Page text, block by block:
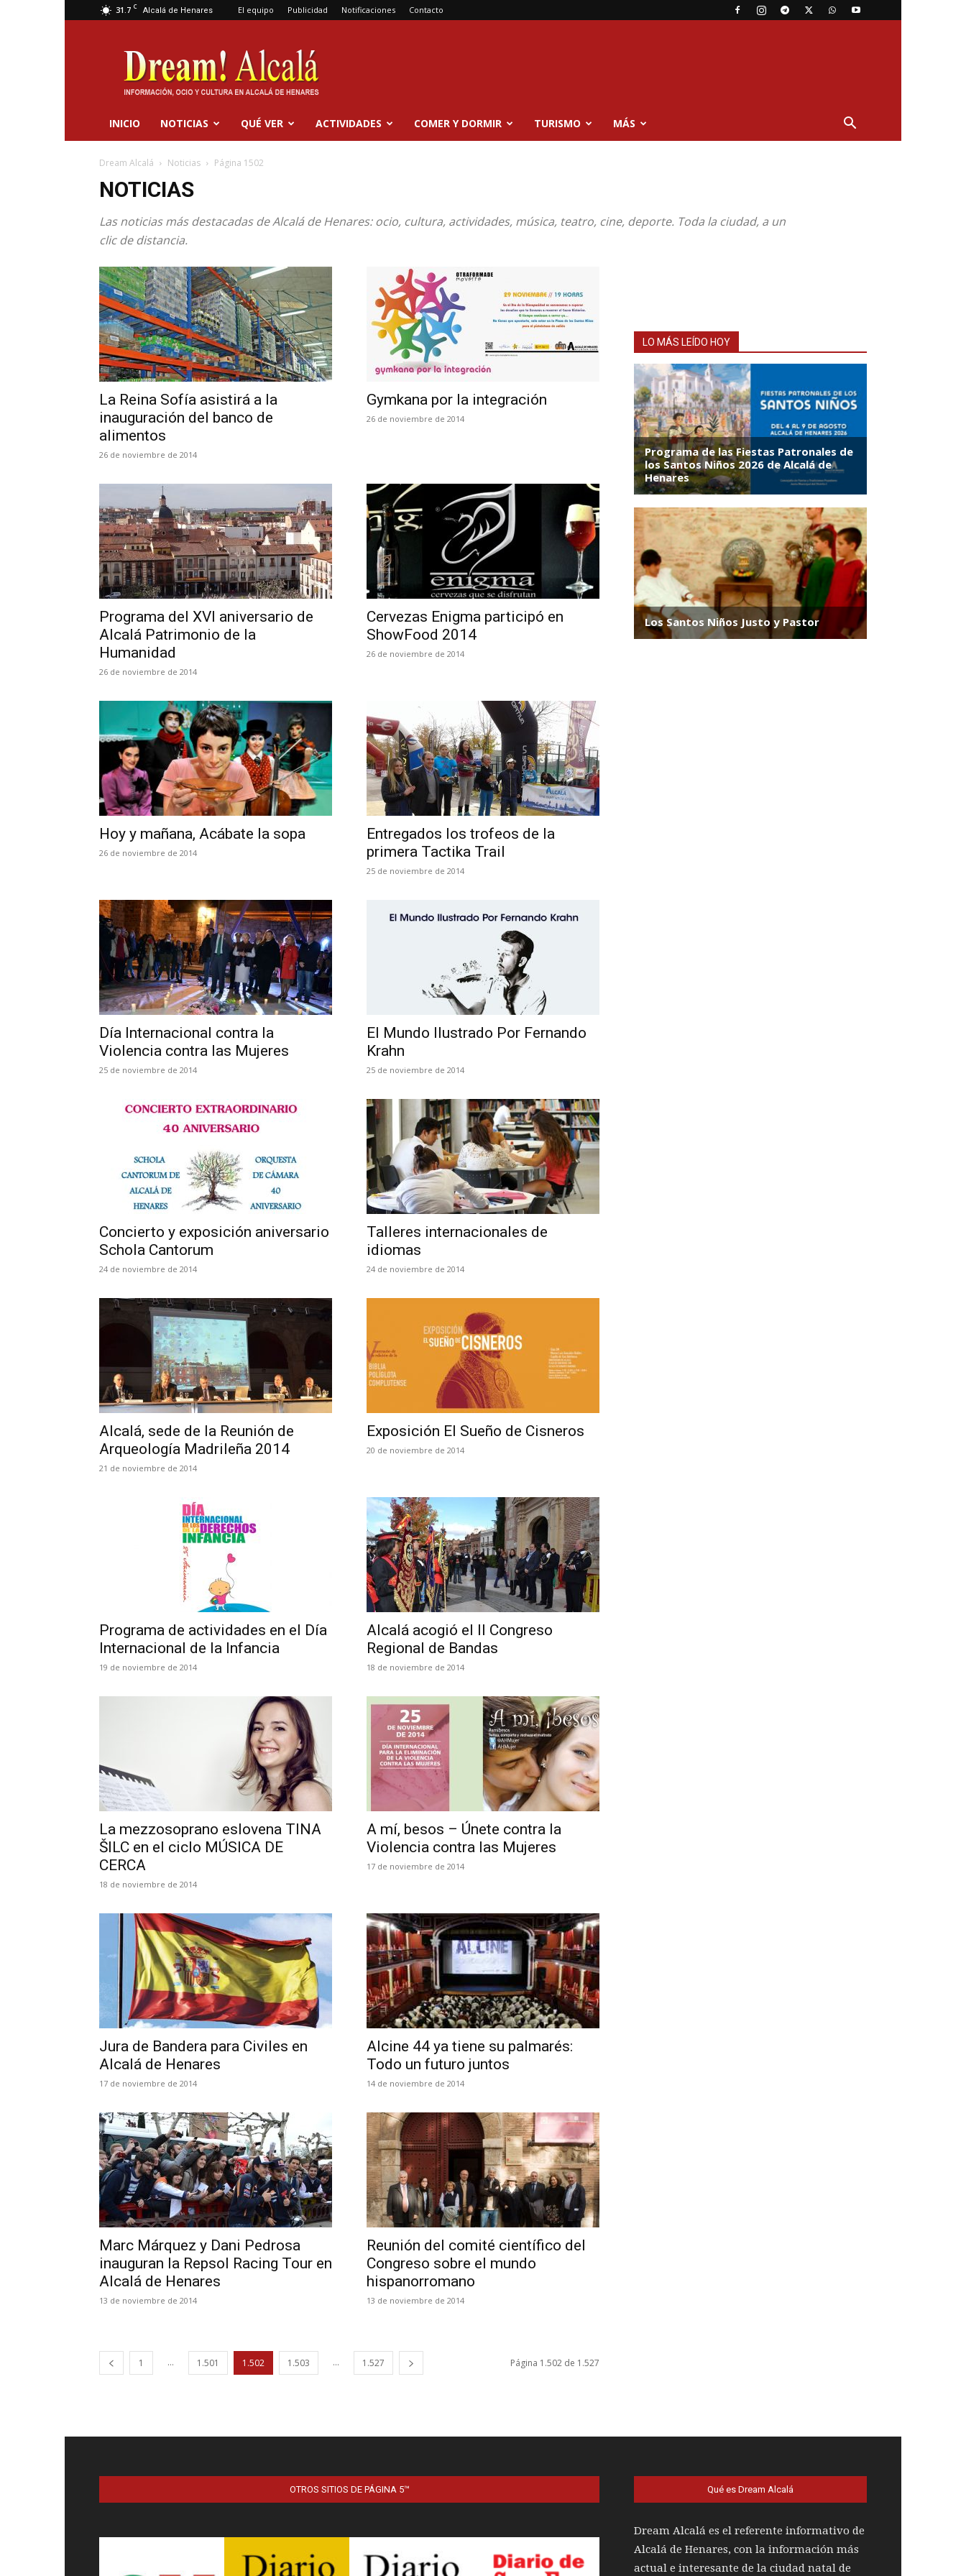
31.7 C Alcalá de Henares El equipo Publicidad Notificaciones Contacto
Dream
Alcalá
INICIO NOTICIAS QUÉ VER ACTIVIDADES COMER Y DORMIR TURISMO MÁS
Dream Alcalá Noticias Página 1502
NOTICIAS
Las noticias más destacadas de Alcalá de Henares: ocio, cultura, actividades, música, teatro, cine, deporte. Toda la ciudad, a un
clic de distancia.
La Reina Sofía asistirá a la
inauguración del banco de
alimentos
26 de noviembre de 2014
Gymkana por la integración
26 de noviembre de 2014
Programa del XVI aniversario de
Alcalá Patrimonio de la
Humanidad
26 de noviembre de 2014
Cervezas Enigma participó en
ShowFood 2014
26 de noviembre de 2014
Hoy y mañana, Acábate la sopa
26 de noviembre de 2014
Entregados los trofeos de la
primera Tactika Trail
25 de noviembre de 2014
Día Internacional contra la
Violencia contra las Mujeres
25 de noviembre de 2014
El Mundo Ilustrado Por Fernando
Krahn
25 de noviembre de 2014
Concierto y exposición aniversario
Schola Cantorum
24 de noviembre de 2014
Talleres internacionales de
idiomas
24 de noviembre de 2014
Alcalá, sede de la Reunión de
Arqueología Madrileña 2014
21 de noviembre de 2014
Exposición El Sueño de Cisneros
20 de noviembre de 2014
Programa de actividades en el Día
Internacional de la Infancia
19 de noviembre de 2014
Alcalá acogió el II Congreso
Regional de Bandas
18 de noviembre de 2014
La mezzosoprano eslovena TINA
ŠILC en el ciclo MÚSICA DE
CERCA
18 de noviembre de 2014
A mí, besos – Únete contra la
Violencia contra las Mujeres
17 de noviembre de 2014
Jura de Bandera para Civiles en
Alcalá de Henares
17 de noviembre de 2014
Alcine 44 ya tiene su palmarés:
Todo un futuro juntos
14 de noviembre de 2014
Marc Márquez y Dani Pedrosa
inauguran la Repsol Racing Tour en
Alcalá de Henares
13 de noviembre de 2014
Reunión del comité científico del
Congreso sobre el mundo
hispanorromano
13 de noviembre de 2014
1 ... 1.501 1.502 1.503 ... 1.527 Página 1.502 de 1.527
LO MÁS LEÍDO HOY
OTROS SITIOS DE PÁGINA 5™ Qué es Dream Alcalá
Dream Alcalá es el referente informativo de
Alcalá de Henares, con la información más
actual e interesante de la ciudad natal de